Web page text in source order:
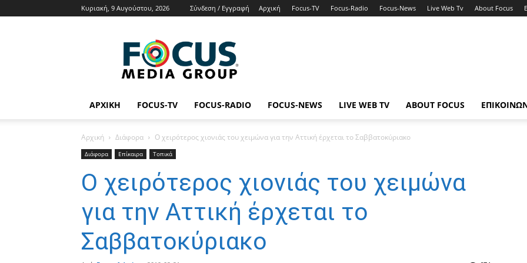
Κυριακή, 9 Αυγούστου, 2026 Σύνδεση / Εγγραφή Αρχική Focus-TV Focus-Radio Focus-News Live Web Tv About Focus
Focus
Media
Group
Tv
News
ΑΡΧΙΚΉ FOCUS-TV FOCUS-RADIO FOCUS-NEWS LIVE WEB TV ABOUT FOCUS
Αρχική Διάφορα Ο χειρότερος χιονιάς του χειμώνα για την Αττική έρχεται το Σαββατοκύριακο
Διάφορα Επίκαιρα Τοπικά
Ο χειρότερος χιονιάς του χειμώνα
για την Αττική έρχεται το
Σαββατοκύριακο